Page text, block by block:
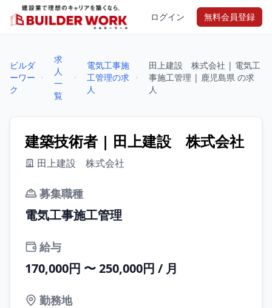
ログイン 無料会員登録
ビルダ
ーワー
ク
求
人
一
覧
電気工事施
工管理の求
人
田上建設 株式会社 | 電気工
事施工管理 | 鹿児島県 の求
人
建築技術者 | 田上建設 株式会社
田上建設 株式会社
募集職種
電気工事施工管理
給与
170,000円 〜 250,000円 / 月
勤務地